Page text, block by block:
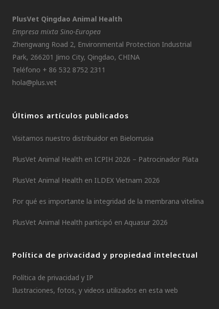
PlusVet Qingdao Animal Health
Empresa mixta Sino-Europea
Zhengwang Road 2, Environmental Protection Industrial
Park, 266201 Jimo City, Qingdao, CHINA
Teléfono + 86 532 8752 2311
hola@plus.vet
Últimos artículos publicados
Visitamos nuestro distribuidor en Bielorrusia
PlusVet Animal Health en ICPIH 2026 – Patrocinador Plata
PlusVet Animal Health en ILDEX Vietnam 2026
Por qué es importante la integridad de la membrana vitelina
PlusVet Animal Health participó en Aquasur 2026
Política de privacidad y propiedad intelectual
Política de privacidad y IP
Ilustraciones, fotos, y videos utilizados en esta web